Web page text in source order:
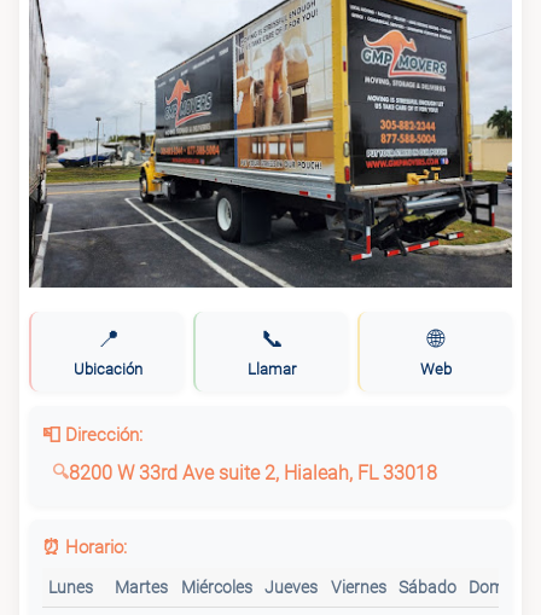
📍
Ubicación
📞
Llamar
🌐
Web
📮 Dirección:
8200 W 33rd Ave suite 2, Hialeah, FL 33018
⏰ Horario:
Lunes Martes Miércoles Jueves Viernes Sábado Domingo